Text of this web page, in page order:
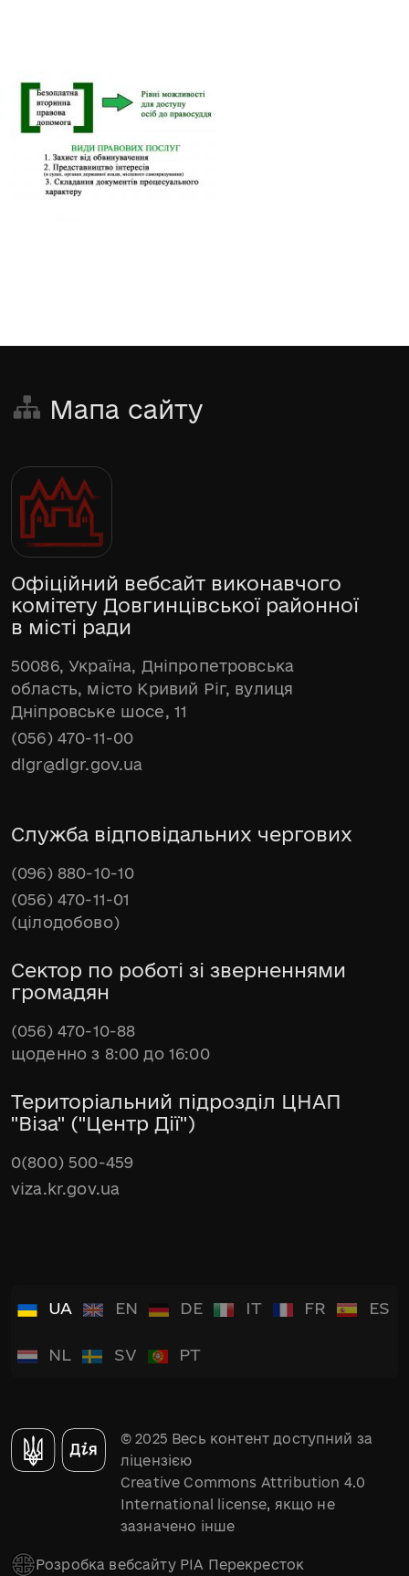
Мапа сайту
Офіційний вебсайт виконавчого
комітету Довгинцівської районної
в місті ради
50086, Україна, Дніпропетровська
область, місто Кривий Ріг, вулиця
Дніпровське шосе, 11
(056) 470-11-00
dlgr@dlgr.gov.ua
Служба відповідальних чергових
(096) 880-10-10
(056) 470-11-01
(цілодобово)
Сектор по роботі зі зверненнями
громадян
(056) 470-10-88
щоденно з 8:00 до 16:00
Територіальний підрозділ ЦНАП
"Віза" ("Центр Дії")
0(800) 500-459
viza.kr.gov.ua
UA EN DE IT FR ES
NL SV PT
© 2025 Весь контент доступний за
ліцензією
Creative Commons Attribution 4.0
International license, якщо не
зазначено інше
Розробка вебсайту РІА Перекресток